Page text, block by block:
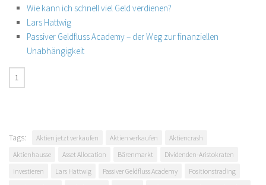
Wie kann ich schnell viel Geld verdienen?
Lars Hattwig
Passiver Geldfluss Academy – der Weg zur finanziellen
Unabhängigkeit
Tags: Aktien jetzt verkaufen Aktien verkaufen
Aktiencrash
Aktienhausse
Asset Allocation Bärenmarkt
Dividenden-Aristokraten
investieren
Lars Hattwig Passiver Geldfluss Academy
Positionstrading